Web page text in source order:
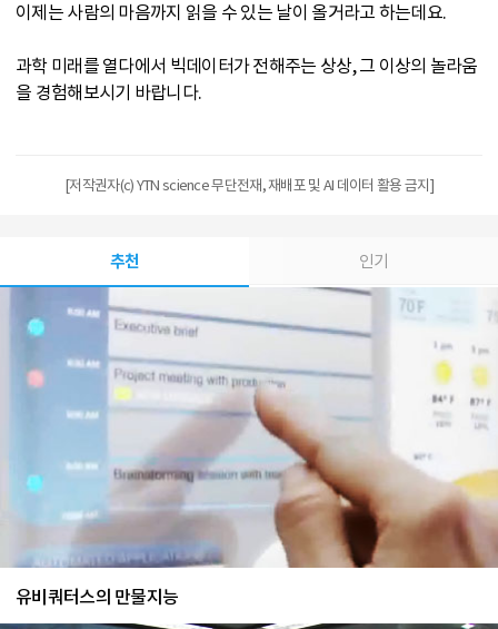
이제는 사람의 마음까지 읽을 수 있는 날이 올거라고 하는데요.
과학 미래를 열다에서 빅데이터가 전해주는 상상, 그 이상의 놀라움
을 경험해보시기 바랍니다.
[저작권자(c) YTN science 무단전재, 재배포 및 AI 데이터 활용 금지]
추천 인기
유비쿼터스의 만물지능